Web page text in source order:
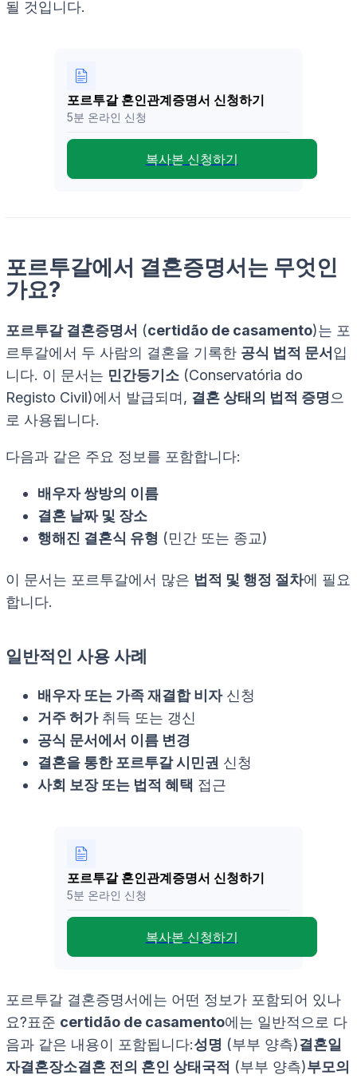
될 것입니다.
포르투갈 혼인관계증명서 신청하기
5분 온라인 신청
복사본 신청하기
포르투갈에서 결혼증명서는 무엇인
가요?
포르투갈 결혼증명서 (certidão de casamento)는 포
르투갈에서 두 사람의 결혼을 기록한 공식 법적 문서입
니다. 이 문서는 민간등기소 (Conservatória do
Registo Civil)에서 발급되며, 결혼 상태의 법적 증명 으
로 사용됩니다.
다음과 같은 주요 정보를 포함합니다:
배우자 쌍방의 이름
결혼 날짜 및 장소
행해진 결혼식 유형 (민간 또는 종교)
이 문서는 포르투갈에서 많은 법적 및 행정 절차에 필요
합니다.
일반적인 사용 사례
배우자 또는 가족 재결합 비자신청
거주 허가취득 또는 갱신
공식 문서에서 이름 변경
결혼을 통한 포르투갈 시민권 신청
사회 보장 또는 법적 혜택 접근
포르투갈 혼인관계증명서 신청하기
5분 온라인 신청
복사본 신청하기
포르투갈 결혼증명서에는 어떤 정보가 포함되어 있나
요?표준 certidão de casamento에는 일반적으로 다
음과 같은 내용이 포함됩니다:성명 (부부 양측)결혼일
자결혼장소결혼 전의 혼인 상태국적 (부부 양측)부모의